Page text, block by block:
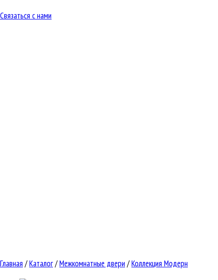
Связаться с нами
Главная /Каталог/Межкомнатные двери /Коллекция Модерн